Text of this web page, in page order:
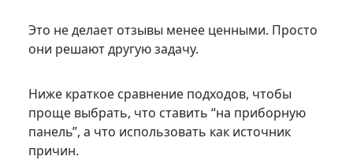
Это не делает отзывы менее ценными. Просто
они решают другую задачу.
Ниже краткое сравнение подходов, чтобы
проще выбрать, что ставить “на приборную
панель”, а что использовать как источник
причин.